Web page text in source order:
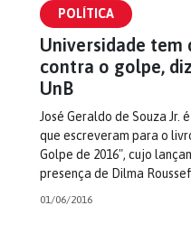
POLÍTICA
Universidade tem
contra o golpe,
UnB
José Geraldo de Souza Jr.
que escreveram para o
Golpe de 2016", cujo
presença de Dilma
01/06/2016